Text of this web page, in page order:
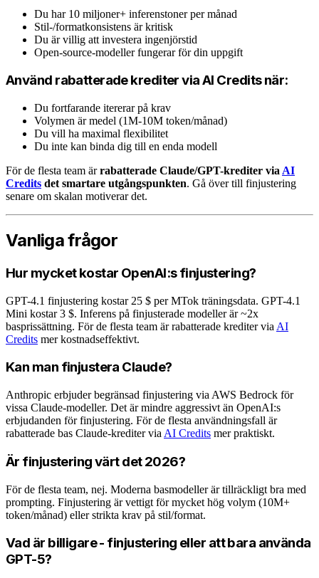
Du har 10 miljoner+ inferenstoner per månad
Stil-/formatkonsistens är kritisk
Du är villig att investera ingenjörstid
Open-source-modeller fungerar för din uppgift
Använd rabatterade krediter via AI Credits när:
Du fortfarande itererar på krav
Volymen är medel (1M-10M token/månad)
Du vill ha maximal flexibilitet
Du inte kan binda dig till en enda modell
För de flesta team ärrabatterade Claude/GPT-krediter via AI
Credits det smartare utgångspunkten. Gå över till finjustering
senare om skalan motiverar det.
Vanliga frågor
Hur mycket kostar OpenAI:s finjustering?
GPT-4.1 finjustering kostar 25 $ per MTok träningsdata. GPT-4.1
Mini kostar 3 $. Inferens på finjusterade modeller är ~2x
basprissättning. För de flesta team är rabatterade krediter via AI
Credits mer kostnadseffektivt.
Kan man finjustera Claude?
Anthropic erbjuder begränsad finjustering via AWS Bedrock för
vissa Claude-modeller. Det är mindre aggressivt än OpenAI:s
erbjudanden för finjustering. För de flesta användningsfall är
rabatterade bas Claude-krediter via AI Credits mer praktiskt.
Är finjustering värt det 2026?
För de flesta team, nej. Moderna basmodeller är tillräckligt bra med
prompting. Finjustering är vettigt för mycket hög volym (10M+
token/månad) eller strikta krav på stil/format.
Vad är billigare - finjustering eller att bara använda
GPT-5?